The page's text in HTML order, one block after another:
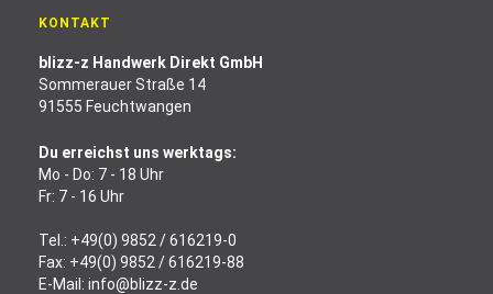
KONTAKT
blizz-z Handwerk Direkt GmbH
Sommerauer Straße 14
91555 Feuchtwangen
Du erreichst uns werktags:
Mo - Do: 7 - 18 Uhr
Fr: 7 - 16 Uhr
Tel.: +49(0) 9852 / 616219-0
Fax: +49(0) 9852 / 616219-88
E-Mail: info@blizz-z.de